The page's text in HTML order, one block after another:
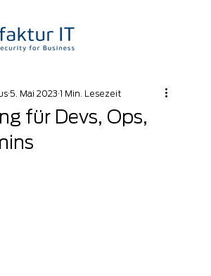
für Devs, Ops,
5. Mai 2023 1 Min. Lesezeit